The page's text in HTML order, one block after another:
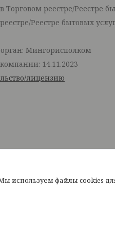
Торговом реестре/Реестре
Реестре бытовых
Мингорисполком
14.11.2023
лицензию
используем файлы cookies